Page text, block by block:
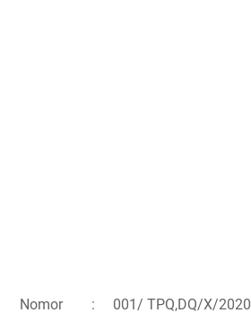
Nomor : 001/ TPQ,DQ/X/2020